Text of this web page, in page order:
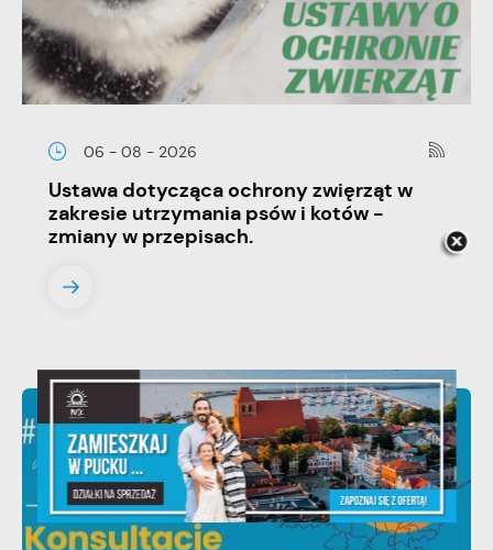
06 - 08 - 2026
Ustawa dotycząca ochrony zwięrząt w
zakresie utrzymania psów i kotów -
zmiany w przepisach.